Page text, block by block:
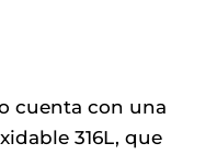
cuenta con una
316L, que